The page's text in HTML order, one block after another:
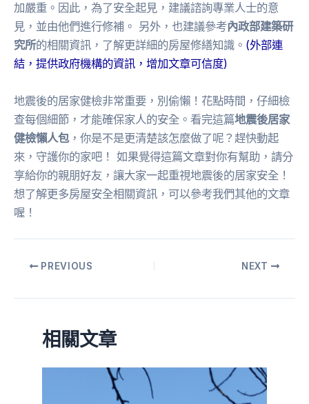
加嚴重。因此，為了安全起見，建議諮詢專業人士的意
見，並由他們進行修補。 另外，也建議參考內政部建築研
究所的相關資訊，了解更詳細的房屋修繕知識。 (外部連
結，提供政府機構的資訊，增加文章可信度)
地震後的居家健檢非常重要，別偷懶！花點時間，仔細檢
查每個細節，才能確保家人的安全。看完這篇地震後居家
健檢懶人包，你是不是更清楚該怎麼做了呢？趕快動起
來，守護你的家吧！ 如果覺得這篇文章對你有幫助，請分
享給你的親朋好友，讓大家一起重視地震後的居家安全！
想了解更多房屋安全相關資訊，可以參考我們其他的文章
喔！
PREVIOUS NEXT
相關文章